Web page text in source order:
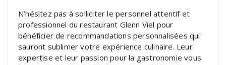
N’hésitez pas à solliciter le personnel attentif et
professionnel du restaurant Glenn Viel pour
bénéficier de recommandations personnalisées qui
sauront sublimer votre expérience culinaire. Leur
expertise et leur passion pour la gastronomie vous